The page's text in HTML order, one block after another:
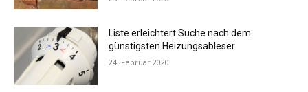
Liste erleichtert Suche nach dem
günstigsten Heizungsableser
24. Februar 2020